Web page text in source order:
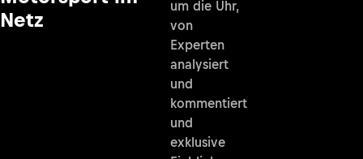
Netz
um die Uhr,
von
Experten
analysiert
und
kommentiert
und
exklusive